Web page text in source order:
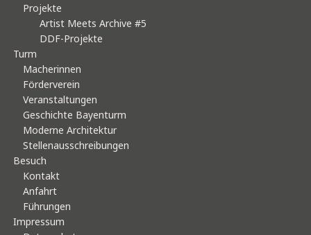
Projekte
Artist Meets Archive #5
DDF-Projekte
Turm
Macherinnen
Förderverein
Veranstaltungen
Geschichte Bayenturm
Moderne Architektur
Stellenausschreibungen
Besuch
Kontakt
Anfahrt
Führungen
Impressum